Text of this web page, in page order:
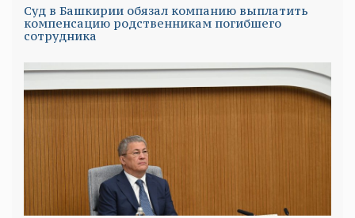
Суд в Башкирии обязал компанию выплатить
компенсацию родственникам погибшего
сотрудника